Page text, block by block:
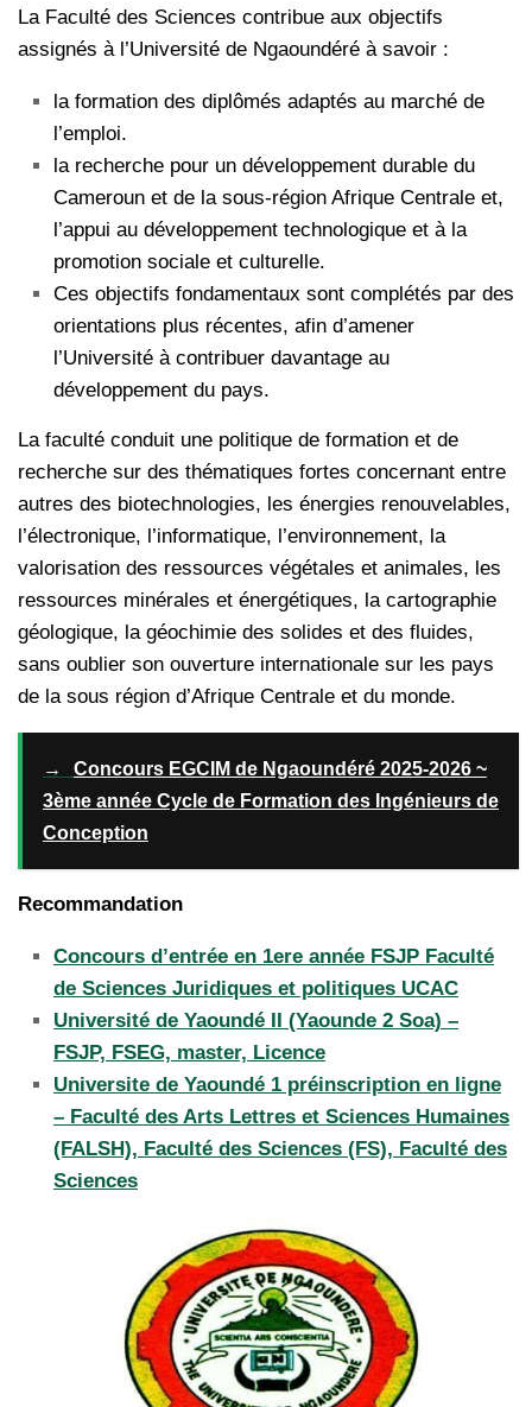
La Faculté des Sciences contribue aux objectifs
assignés à l’Université de Ngaoundéré à savoir :
la formation des diplômés adaptés au marché de
l’emploi.
la recherche pour un développement durable du
Cameroun et de la sous-région Afrique Centrale et,
l’appui au développement technologique et à la
promotion sociale et culturelle.
Ces objectifs fondamentaux sont complétés par des
orientations plus récentes, afin d’amener
l’Université à contribuer davantage au
développement du pays.
La faculté conduit une politique de formation et de
recherche sur des thématiques fortes concernant entre
autres des biotechnologies, les énergies renouvelables,
l’électronique, l’informatique, l’environnement, la
valorisation des ressources végétales et animales, les
ressources minérales et énergétiques, la cartographie
géologique, la géochimie des solides et des fluides,
sans oublier son ouverture internationale sur les pays
de la sous région d’Afrique Centrale et du monde.
→
Concours EGCIM de Ngaoundéré 2025-2026 ~
3ème année Cycle de Formation des Ingénieurs de
Conception
Recommandation
Concours d’entrée en 1ere année FSJP Faculté
de Sciences Juridiques et politiques UCAC
Université de Yaoundé II (Yaounde 2 Soa) –
FSJP, FSEG, master, Licence
Universite de Yaoundé 1 préinscription en ligne
– Faculté des Arts Lettres et Sciences Humaines
(FALSH), Faculté des Sciences (FS), Faculté des
Sciences